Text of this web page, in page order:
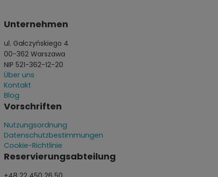
Unternehmen
ul. Gałczyńskiego 4
00-362 Warszawa
NIP 521-362-12-20
Über uns
Kontakt
Blog
Vorschriften
Nutzungsordnung
Datenschutzbestimmungen
Cookie-Richtlinie
Reservierungsabteilung